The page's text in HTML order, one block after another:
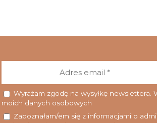
Wyrażam zgodę na wysyłkę
moich danych osobowych
Zapoznałam/em się z informacjami o